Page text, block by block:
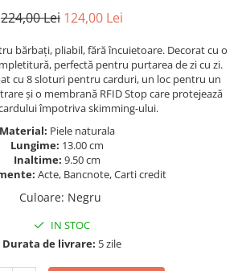
224,00 Lei 124,00 Lei
bărbați, pliabil, fără încuietoare. Decorat cu o
perfectă pentru purtarea de zi cu zi.
cu 8 sloturi pentru carduri, un loc pentru un
și o membrană RFID Stop care protejează
împotriva skimming-ului.
Material: Piele naturala
Lungime: 13.00 cm
Inaltime: 9.50 cm
Acte, Bancnote, Carti credit
Culoare: Negru
IN STOC
Durata de livrare: 5 zile